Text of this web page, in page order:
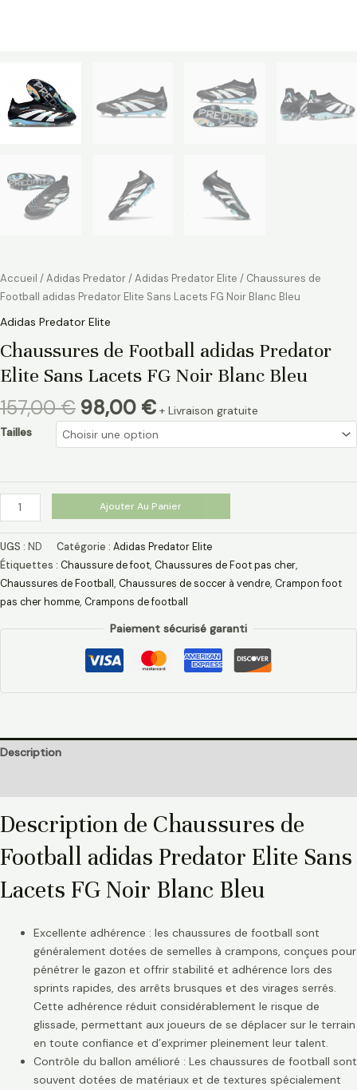
Accueil /Adidas Predator/Adidas Predator Elite / Chaussures de
Football adidas Predator Elite Sans Lacets FG Noir Blanc Bleu
Adidas Predator Elite
Chaussures de Football adidas Predator
Elite Sans Lacets FG Noir Blanc Bleu
157,00€ 98,00 € + Livraison gratuite
Tailles
Ajouter Au Panier
UGS : ND Catégorie : Adidas Predator Elite
Étiquettes : Chaussure de foot, Chaussures de Foot pas cher,
Chaussures de Football , Chaussures de soccer à vendre, Crampon foot
pas cher homme, Crampons de football
Paiement sécurisé garanti
Description
Description de Chaussures de
Football adidas Predator Elite Sans
Lacets FG Noir Blanc Bleu
Excellente adhérence : les chaussures de football sont
généralement dotées de semelles à crampons, conçues pour
pénétrer le gazon et offrir stabilité et adhérence lors des
sprints rapides, des arrêts brusques et des virages serrés.
Cette adhérence réduit considérablement le risque de
glissade, permettant aux joueurs de se déplacer sur le terrain
en toute confiance et d’exprimer pleinement leur talent.
Contrôle du ballon amélioré : Les chaussures de football sont
souvent dotées de matériaux et de textures spécialement